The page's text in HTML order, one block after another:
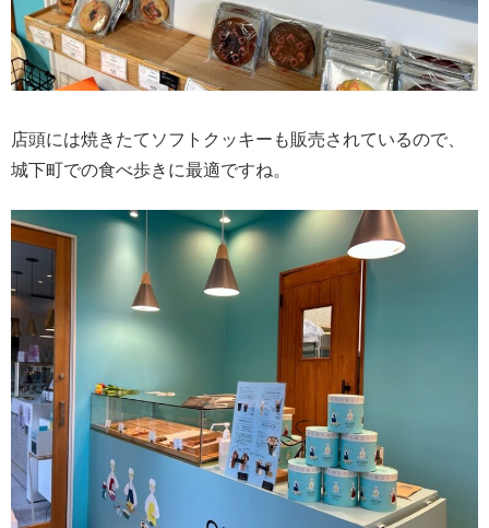
店頭には焼きたてソフトクッキーも販売されているので、
城下町での食べ歩きに最適ですね。